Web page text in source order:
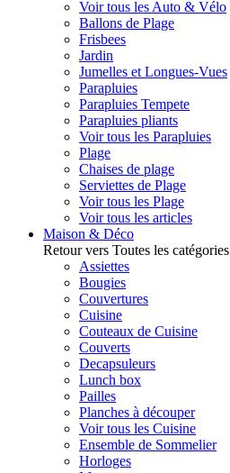
Voir tous les Auto & Vélo
Ballons de Plage
Frisbees
Jardin
Jumelles et Longues-Vues
Parapluies
Parapluies Tempete
Parapluies pliants
Voir tous les Parapluies
Plage
Chaises de plage
Serviettes de Plage
Voir tous les Plage
Voir tous les articles
Maison & Déco
Retour vers Toutes les catégories
Assiettes
Bougies
Couvertures
Cuisine
Couteaux de Cuisine
Couverts
Decapsuleurs
Lunch box
Pailles
Planches à découper
Voir tous les Cuisine
Ensemble de Sommelier
Horloges